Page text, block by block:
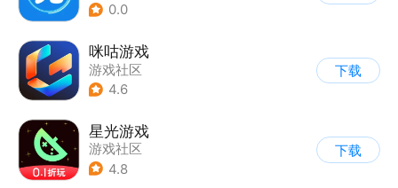
0.0
咪咕游戏
游戏社区
4.6
下载
星光游戏
游戏社区
4.8
下载